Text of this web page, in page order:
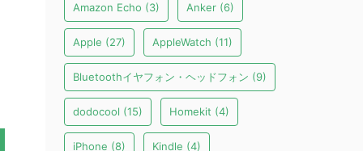
Amazon Echo (3) Anker (6)
Apple (27) AppleWatch (11)
Bluetoothイヤフォン・ヘッドフォン (9)
dodocool (15) Homekit (4)
iPhone (8) Kindle (4)